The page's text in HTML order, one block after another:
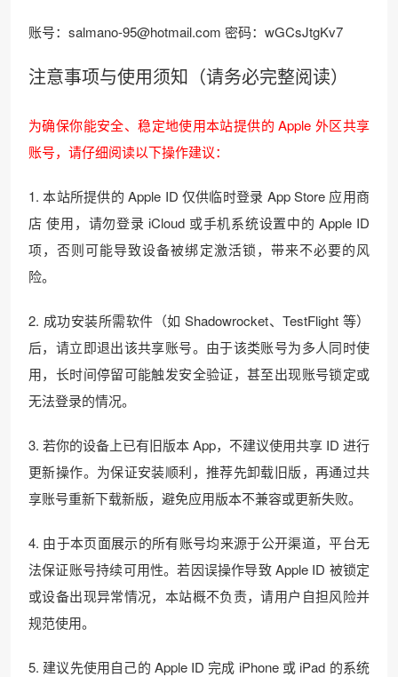
账号：salmano-95@hotmail.com 密码：wGCsJtgKv7
注意事项与使用须知（请务必完整阅读）
为确保你能安全、稳定地使用本站提供的 Apple 外区共享
账号，请仔细阅读以下操作建议：
1. 本站所提供的 Apple ID 仅供临时登录 App Store 应用商
店 使用，请勿登录 iCloud 或手机系统设置中的 Apple ID
项，否则可能导致设备被绑定激活锁，带来不必要的风
险。
2. 成功安装所需软件（如 Shadowrocket、TestFlight 等）
后，请立即退出该共享账号。由于该类账号为多人同时使
用，长时间停留可能触发安全验证，甚至出现账号锁定或
无法登录的情况。
3. 若你的设备上已有旧版本 App，不建议使用共享 ID 进行
更新操作。为保证安装顺利，推荐先卸载旧版，再通过共
享账号重新下载新版，避免应用版本不兼容或更新失败。
4. 由于本页面展示的所有账号均来源于公开渠道，平台无
法保证账号持续可用性。若因误操作导致 Apple ID 被锁定
或设备出现异常情况，本站概不负责，请用户自担风险并
规范使用。
5. 建议先使用自己的 Apple ID 完成 iPhone 或 iPad 的系统